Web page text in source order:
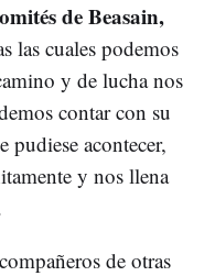
de Beasain,
las cuales podemos
y de lucha nos
contar con su
pudiese acontecer,
y nos llena
de otras